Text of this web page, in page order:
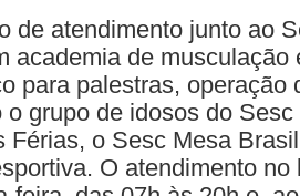
de atendimento junto ao
academia de musculação
para palestras, operação
grupo de idosos do
Férias, o Sesc Mesa
O atendimento no